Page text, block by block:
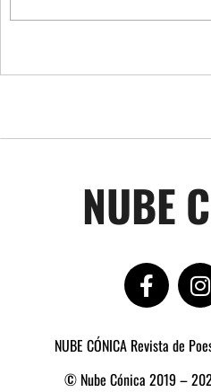
NUBE
NUBE CÓNICA Revista de
© Nube Cónica 2019 –